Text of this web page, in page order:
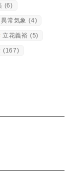
(6)
異常気象 (4)
立花義裕 (5)
(167)